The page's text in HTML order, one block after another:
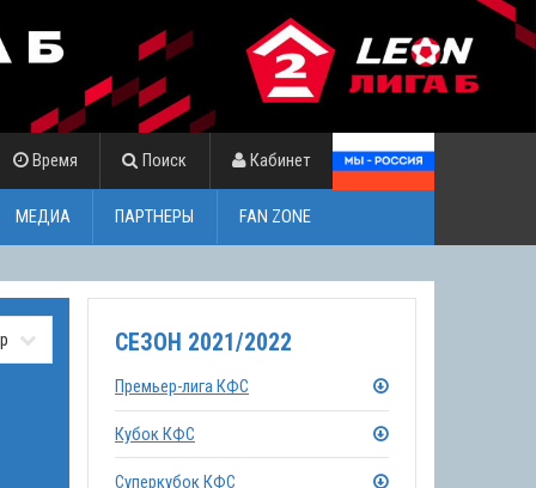
Время Поиск Кабинет
МЕДИА ПАРТНЕРЫ FAN ZONE
СЕЗОН 2021/2022
Премьер-лига КФС
Кубок КФС
Суперкубок КФС